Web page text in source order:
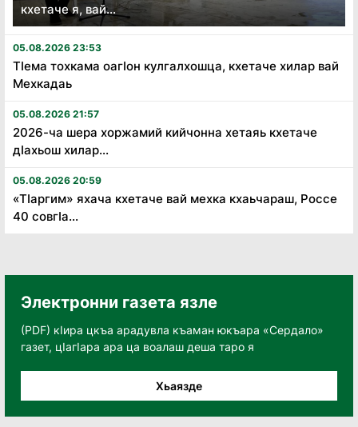
кхетаче я, вай...
05.08.2026 23:53
Тӏема тохкама оагӏон кулгалхошца, кхетаче хилар вай
Мехкадаь
05.08.2026 21:57
2026-ча шера хоржамий кийчонна хетаяь кхетаче
дӏахьош хилар...
05.08.2026 20:59
«Тӏаргим» яхача кхетаче вай мехка кхаьчараш, Россе
40 совгӏа...
Электронни газета язле
(PDF) кӀира цкъа арадувла къаман юкъара «Сердало»
газет, цӀагӀара ара ца воалаш деша таро я
Хьаязде